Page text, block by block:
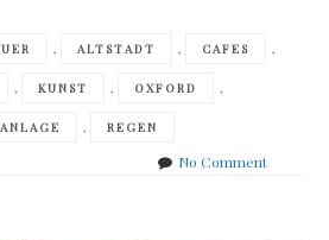
, ALTSTADT , CAFES ,
, KUNST , OXFORD ,
, REGEN
No Commenton